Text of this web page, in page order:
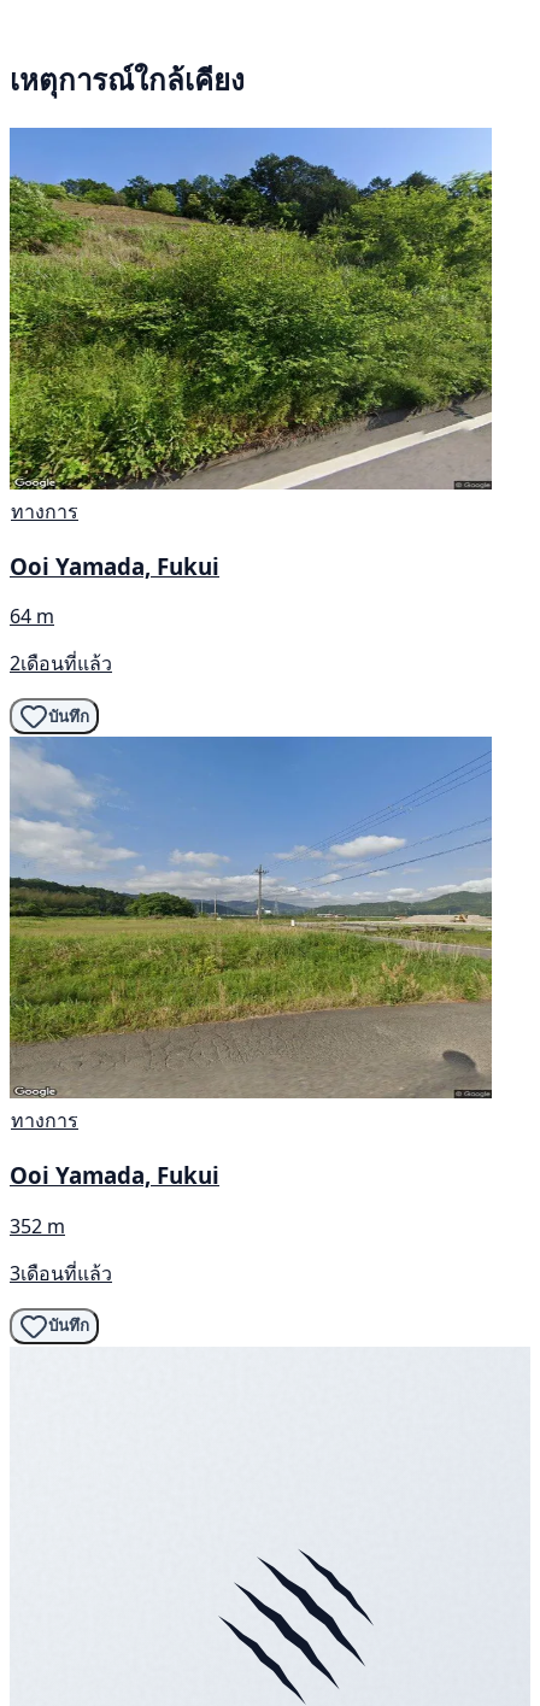
เหตุการณ์ใกล้เคียง
ทางการ
Ooi Yamada, Fukui
64 m
2เดือนที่แล้ว
บันทึก
ทางการ
Ooi Yamada, Fukui
352 m
3เดือนที่แล้ว
บันทึก